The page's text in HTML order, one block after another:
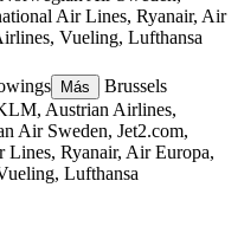
Air Lines, Ryanair, Air
Vueling, Lufthansa
Más
Brussels
Austrian Airlines,
Air Sweden, Jet2.com,
Lines, Ryanair, Air Europa,
Lufthansa
CARTO, ©OpenStreetMapcontributors